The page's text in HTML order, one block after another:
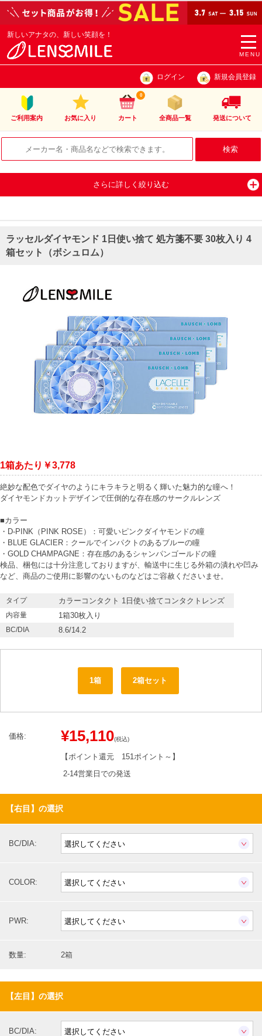
MENU
新しいアナタの、新しい笑顔を！
ログイン 新規会員登録
ご利用案内 お気に入り カート
0
全商品一覧 発送について
さらに詳しく絞り込む
ラッセルダイヤモンド 1日使い捨て 処方箋不要 30枚入り 4
箱セット（ボシュロム）
1箱あたり￥3,778
絶妙な配色でダイヤのようにキラキラと明るく輝いた魅力的な瞳へ！
ダイヤモンドカットデザインで圧倒的な存在感のサークルレンズ
■カラー
・D-PINK（PINK ROSE）：可愛いピンクダイヤモンドの瞳
・BLUE GLACIER：クールでインパクトのあるブルーの瞳
・GOLD CHAMPAGNE：存在感のあるシャンパンゴールドの瞳
検品、梱包には十分注意しておりますが、輸送中に生じる外箱の潰れや凹み
など、商品のご使用に影響のないものなどはご容赦くださいませ。
タイプ カラーコンタクト 1日使い捨てコンタクトレンズ
内容量 1箱30枚入り
BC/DIA 8.6/14.2
1箱 2箱セット
価格: ¥15,110(税込)
【ポイント還元 151ポイント～ 】
2-14営業日での発送
【右目】の選択
BC/DIA:
COLOR:
PWR:
数量: 2箱
【左目】の選択
BC/DIA: